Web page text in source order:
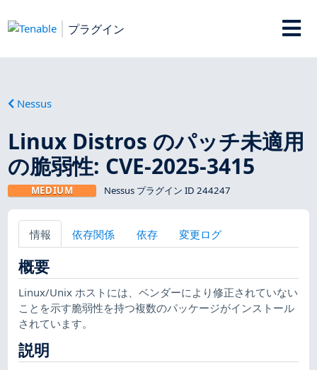
プラグイン
Nessus
Linux Distros のパッチ未適用
の脆弱性: CVE-2025-3415
MEDIUM Nessus プラグイン ID 244247
情報 依存関係 依存 変更ログ
概要
Linux/Unix ホストには、ベンダーにより修正されていない
ことを示す脆弱性を持つ複数のパッケージがインストール
されています。
説明